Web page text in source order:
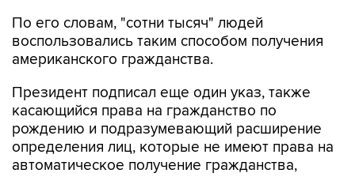
По его словам, "сотни тысяч" людей
воспользовались таким способом получения
американского гражданства.
Президент подписал еще один указ, также
касающийся права на гражданство по
рождению и подразумевающий расширение
определения лиц, которые не имеют права на
автоматическое получение гражданства,